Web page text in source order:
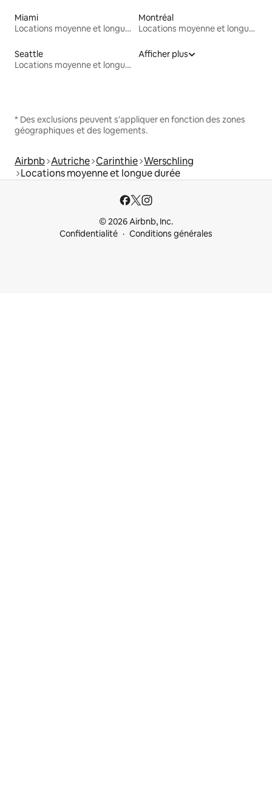
Miami
Locations moyenne et longue durée
Montréal
Locations moyenne et longue durée
Seattle
Locations moyenne et longue durée
Afficher plus
* Des exclusions peuvent s'appliquer en fonction des zones
géographiques et des logements.
Airbnb Autriche Carinthie Werschling
Locations moyenne et longue durée
© 2026 Airbnb, Inc.
Confidentialité
Conditions générales